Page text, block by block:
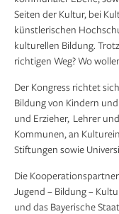
Seiten der Kultur, bei
künstlerischen
kulturellen Bildung.
richtigen Weg? Wo
Der Kongress richtet
Bildung von Kindern
und Erzieher, Lehrer
Kommunen, an
Stiftungen sowie
Die
Jugend – Bildung –
und das Bayerische